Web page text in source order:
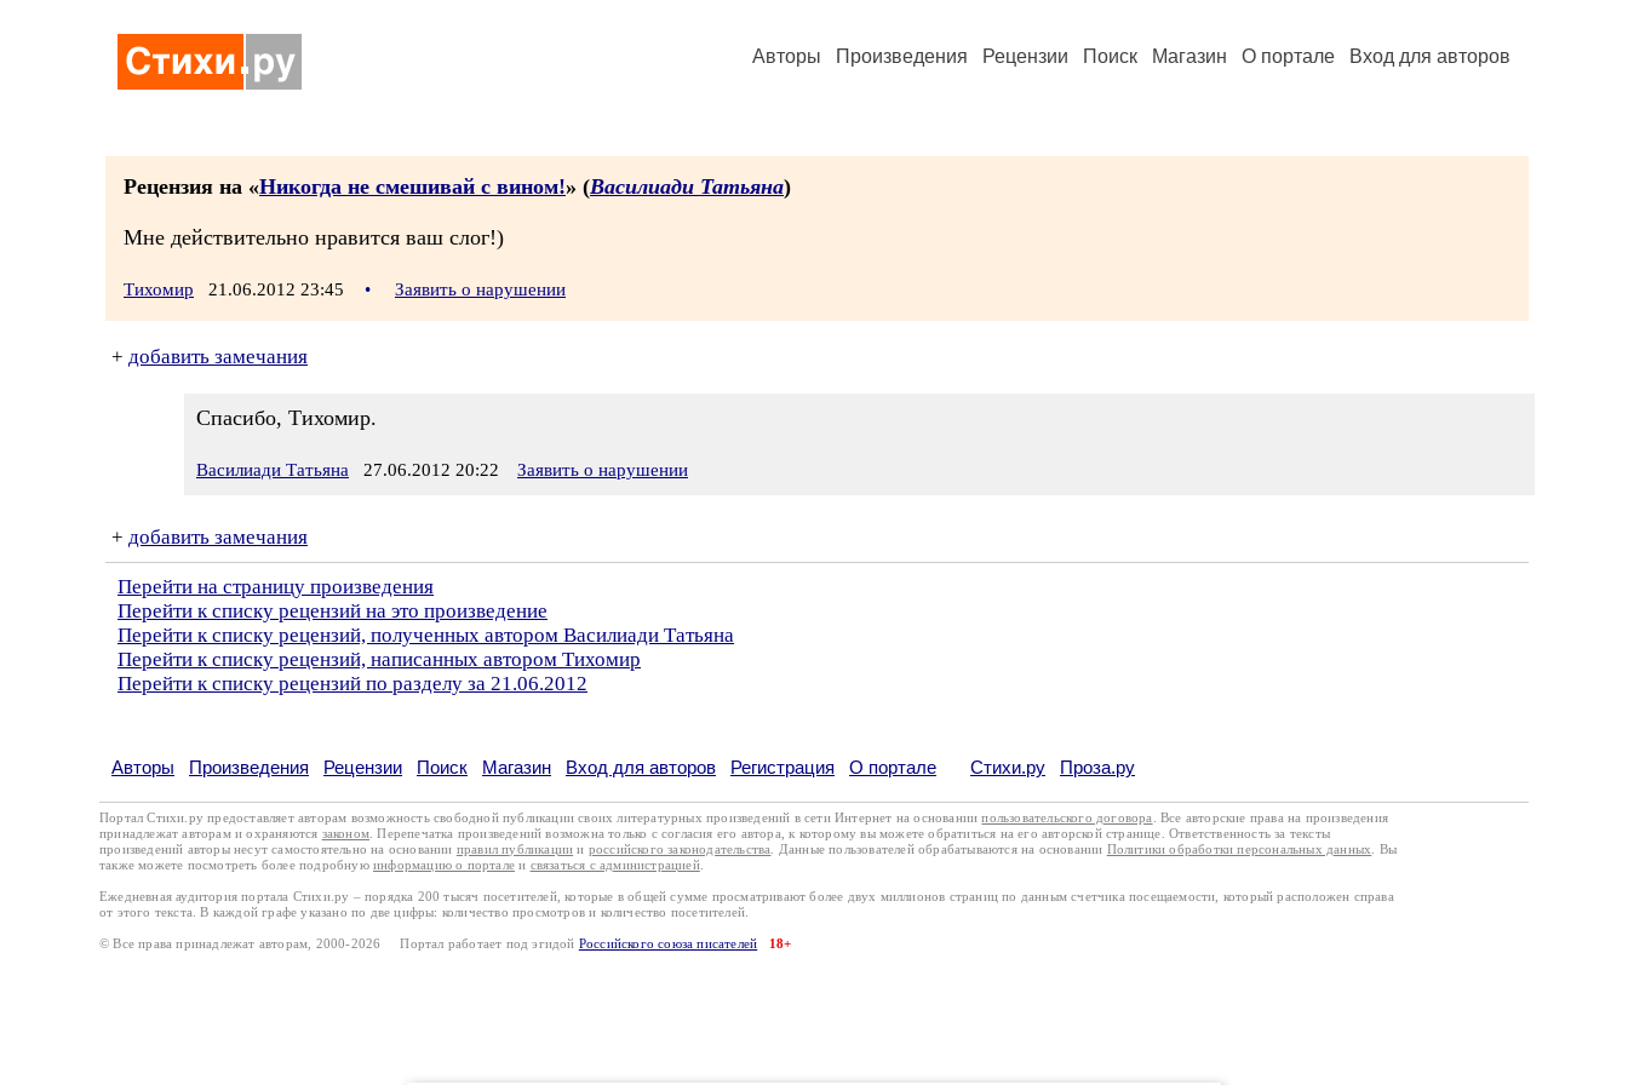
Авторы Произведения Рецензии Поиск Магазин О портале Вход для авторов
Рецензия на «Никогда не смешивай с вином!» (Василиади Татьяна)
Мне действительно нравится ваш слог!)
Тихомир 21.06.2012 23:45 • Заявить о нарушении
+ добавить замечания
Спасибо, Тихомир.
Василиади Татьяна 27.06.2012 20:22 Заявить о нарушении
+ добавить замечания
Перейти на страницу произведения
Перейти к списку рецензий на это произведение
Перейти к списку рецензий, полученных автором Василиади Татьяна
Перейти к списку рецензий, написанных автором Тихомир
Перейти к списку рецензий по разделу за 21.06.2012
Авторы Произведения Рецензии Поиск Магазин Вход для авторов Регистрация О портале Стихи.ру Проза.ру
Портал Стихи.ру предоставляет авторам возможность свободной публикации своих литературных произведений в сети Интернет на основаниипользовательского договора
. Все авторские права на произведения
принадлежат авторам и охраняются законом . Перепечатка произведений возможна только с согласия его автора, к которому вы можете обратиться на его авторской странице. Ответственность за тексты
произведений авторы несут самостоятельно на основании правил публикации и российского законодательства . Данные пользователей обрабатываются на основании Политики обработки персональных данных
. Вы
также можете посмотреть более подробную информацию о портале и связаться с администрацией.
Ежедневная аудитория портала Стихи.ру – порядка 200 тысяч посетителей, которые в общей сумме просматривают более двух миллионов страниц по данным счетчика посещаемости, который расположен справа
от этого текста. В каждой графе указано по две цифры: количество просмотров и количество посетителей.
© Все права принадлежат авторам, 2000-2026 Портал работает под эгидой Российского союза писателей 18+